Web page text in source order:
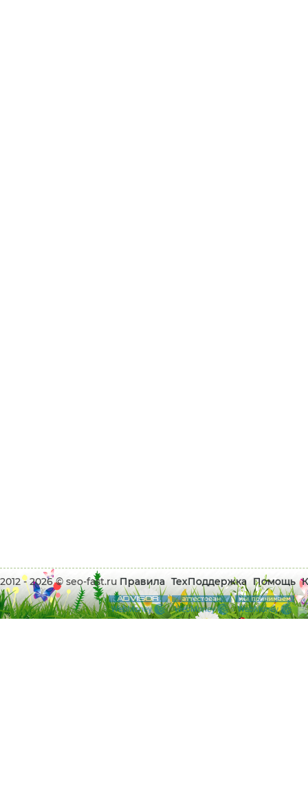
2012 - 2026 © seo-fast.ru Правила ТехПоддержка Помощь